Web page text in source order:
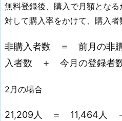
無料登録後、購入で月額とな
対して購入率をかけて、購入者
非購入者数 ＝ 前月の非
入者数 ＋ 今月の登録者
2月の場合
21,209人 ＝ 11,464人